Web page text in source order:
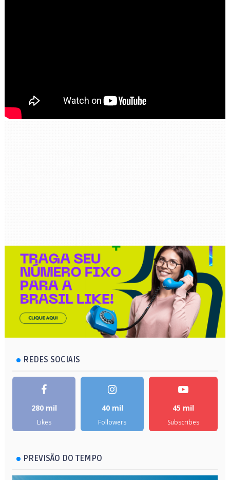
REDES SOCIAIS
280 mil
Likes
40 mil
Followers
45 mil
Subscribes
PREVISÃO DO TEMPO